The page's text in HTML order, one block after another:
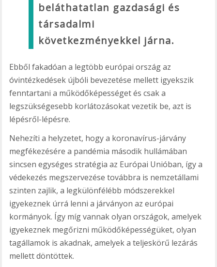
beláthatatlan gazdasági és
társadalmi
következményekkel járna.
Ebből fakadóan a legtöbb európai ország az
óvintézkedések újbóli bevezetése mellett igyekszik
fenntartani a működőképességet és csak a
legszükségesebb korlátozásokat vezetik be, azt is
lépésről-lépésre.
Nehezíti a helyzetet, hogy a koronavírus-járvány
megfékezésére a pandémia második hullámában
sincsen egységes stratégia az Európai Unióban, így a
védekezés megszervezése továbbra is nemzetállami
szinten zajlik, a legkülönfélébb módszerekkel
igyekeznek úrrá lenni a járványon az európai
kormányok. Így míg vannak olyan országok, amelyek
igyekeznek megőrizni működőképességüket, olyan
tagállamok is akadnak, amelyek a teljeskörű lezárás
mellett döntöttek.